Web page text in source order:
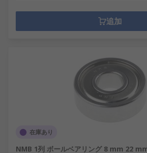
追加
在庫あり
NMB 1列 ボールベアリング 8 mm 22